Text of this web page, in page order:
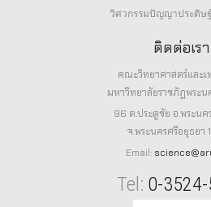
วิศวกรรมปัญญาประดิษ
ติดต่อเรา
คณะวิทยาศาสตร์และเ
มหาวิทยาลัยราชภัฏพระน
96 ต.ประตูชัย อ.พระนค
จ.พระนครศรีอยุธยา
Email:
Tel: 0-